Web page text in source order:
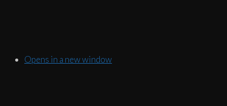
Opens in a new window